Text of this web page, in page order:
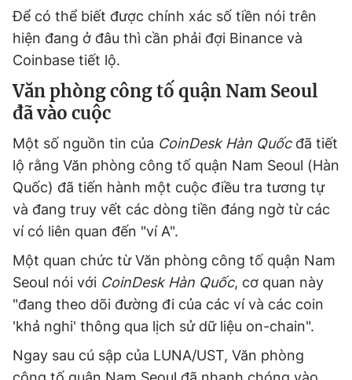
Để có thể biết được chính xác số tiền nói trên
hiện đang ở đâu thì cần phải đợi Binance và
Coinbase tiết lộ.
Văn phòng công tố quận Nam Seoul
đã vào cuộc
Một số nguồn tin của CoinDesk Hàn Quốc đã tiết
lộ rằng Văn phòng công tố quận Nam Seoul (Hàn
Quốc) đã tiến hành một cuộc điều tra tương tự
và đang truy vết các dòng tiền đáng ngờ từ các
ví có liên quan đến "ví A".
Một quan chức từ Văn phòng công tố quận Nam
Seoul nói với CoinDesk Hàn Quốc, cơ quan này
"đang theo dõi đường đi của các ví và các coin
'khả nghi' thông qua lịch sử dữ liệu on-chain".
Ngay sau cú sập của LUNA/UST, Văn phòng